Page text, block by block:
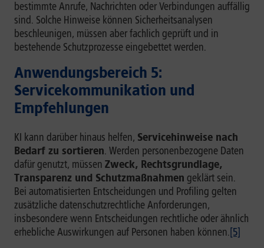
bestimmte Anrufe, Nachrichten oder Verbindungen auffällig
sind. Solche Hinweise können Sicherheitsanalysen
beschleunigen, müssen aber fachlich geprüft und in
bestehende Schutzprozesse eingebettet werden.
Anwendungsbereich 5:
Servicekommunikation und
Empfehlungen
KI kann darüber hinaus helfen, Servicehinweise nach
Bedarf zu sortieren. Werden personenbezogene Daten
dafür genutzt, müssen Zweck, Rechtsgrundlage,
Transparenz und Schutzmaßnahmen geklärt sein.
Bei automatisierten Entscheidungen und Profiling gelten
zusätzliche datenschutzrechtliche Anforderungen,
insbesondere wenn Entscheidungen rechtliche oder ähnlich
erhebliche Auswirkungen auf Personen haben können.[5]